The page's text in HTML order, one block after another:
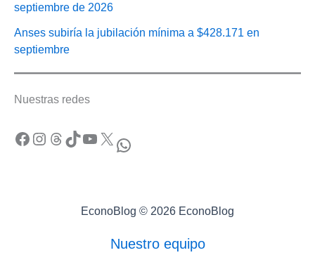
septiembre de 2026
Anses subiría la jubilación mínima a $428.171 en
septiembre
Nuestras redes
Facebook Instagram Threads TikTok YouTube X WhatsApp
EconoBlog © 2026 EconoBlog
Nuestro equipo